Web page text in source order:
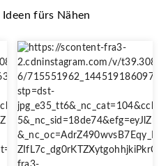
Ideen fürs Nähen